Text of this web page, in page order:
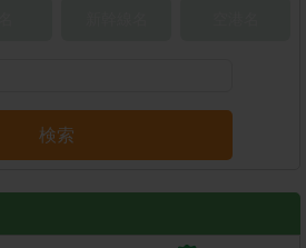
検索